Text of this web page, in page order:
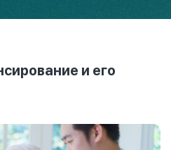
и его